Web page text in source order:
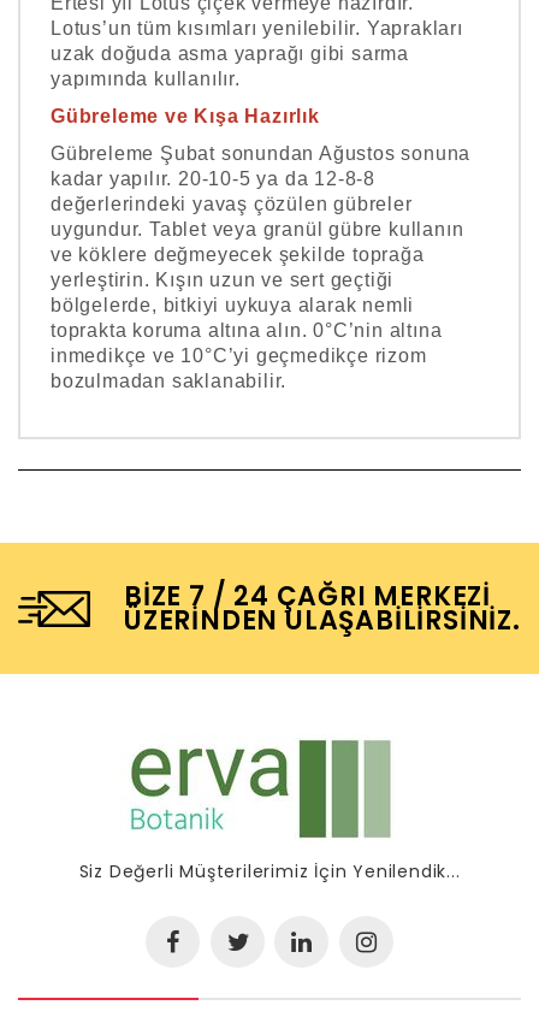
Lotus’un tüm kısımları yenilebilir. Yaprakları
uzak doğuda asma yaprağı gibi sarma
yapımında kullanılır.
Gübreleme ve Kışa Hazırlık
Gübreleme Şubat sonundan Ağustos sonuna
kadar yapılır. 20-10-5 ya da 12-8-8
değerlerindeki yavaş çözülen gübreler
uygundur. Tablet veya granül gübre kullanın
ve köklere değmeyecek şekilde toprağa
yerleştirin. Kışın uzun ve sert geçtiği
bölgelerde, bitkiyi uykuya alarak nemli
toprakta koruma altına alın. 0°C’nin altına
inmedikçe ve 10°C’yi geçmedikçe rizom
bozulmadan saklanabilir.
BIZE 7 / 24 ÇAĞRI MERKEZI
ÜZERINDEN ULAŞABILIRSINIZ.
Siz Değerli Müşterilerimiz İçin Yenilendik...